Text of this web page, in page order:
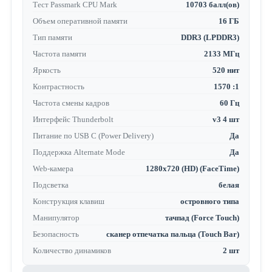
Тест Passmark CPU Mark
10703 балл(ов)
Объем оперативной памяти
16 ГБ
Тип памяти
DDR3 (LPDDR3)
Частота памяти
2133 МГц
Яркость
520 нит
Контрастность
1570 :1
Частота смены кадров
60 Гц
Интерфейс Thunderbolt
v3 4 шт
Питание по USB C (Power Delivery)
Да
Поддержка Alternate Mode
Да
Web-камера
1280x720 (HD) (FaceTime)
Подсветка
белая
Конструкция клавиш
островного типа
Манипулятор
тачпад (Force Touch)
Безопасность
сканер отпечатка пальца (Touch Bar)
Количество динамиков
2 шт